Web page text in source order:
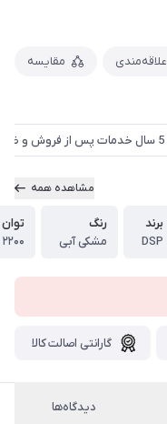
علاقه‌مندی مقایسه
مشاهده همه
برند
DSP
رنگ
مشکی آبی
۲۲۰۰ وات
گارانتی اصالت کالا
دیدگاه‌ها